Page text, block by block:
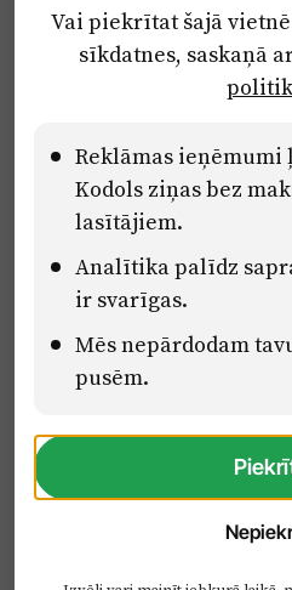
Privātuma politika
Ētikas kodekss
Pārredzamības paziņojumi
Eiropas Savienības Atveseļošanas
2.2. reformu un investīciju
transformācija un inovācijas”
uzņēmumu digitālās
“Mācības mediju nozares
zināšanu pilnveidošanai”
kompetenču centrs
Vai piekrītat šajā
sīkdatnes, saskaņā
Reklāmas ieņēmumi
Kodols ziņas bez
lasītājiem.
Analītika palīdz
ir svarīgas.
Mēs nepārdodam
pusēm.